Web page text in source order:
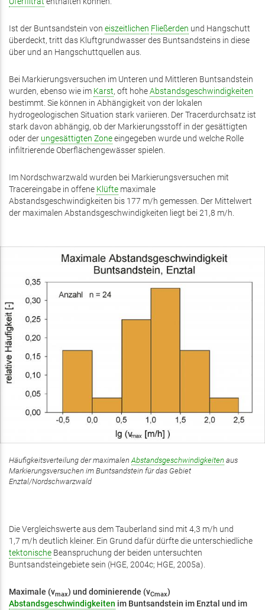
Ist der Buntsandstein von eiszeitlichen Fließerden und Hangschutt
überdeckt, tritt das Kluftgrundwasser des Buntsandsteins in diese
über und an Hangschuttquellen aus.
Bei Markierungsversuchen im Unteren und Mittleren Buntsandstein
wurden, ebenso wie im Karst, oft hoheAbstandsgeschwindigkeiten
bestimmt. Sie können in Abhängigkeit von der lokalen
hydrogeologischen Situation stark variieren. Der Tracerdurchsatz ist
stark davon abhängig, ob der Markierungsstoff in der gesättigten
oder der ungesättigten Zoneeingegeben wurde und welche Rolle
infiltrierende Oberflächengewässer spielen.
Im Nordschwarzwald wurden bei Markierungsversuchen mit
Tracereingabe in offene Klüfte maximale
Abstandsgeschwindigkeiten bis 177 m/h gemessen. Der Mittelwert
der maximalen Abstandsgeschwindigkeiten liegt bei 21,8 m/h.
Häufigkeitsverteilung der maximalen Abstandsgeschwindigkeiten aus
Markierungsversuchen im Buntsandstein für das Gebiet
Enztal/Nordschwarzwald
Die Vergleichswerte aus dem Tauberland sind mit 4,3 m/h und
1,7 m/h deutlich kleiner. Ein Grund dafür dürfte die unterschiedliche
tektonische Beanspruchung der beiden untersuchten
Buntsandsteingebiete sein (HGE, 2004c; HGE, 2005a).
Maximale (vmax) und dominierende (vCmax)
Abstandsgeschwindigkeiten im Buntsandstein im Enztal und im